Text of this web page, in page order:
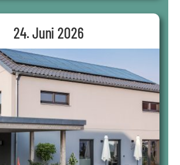
24. Juni 2026